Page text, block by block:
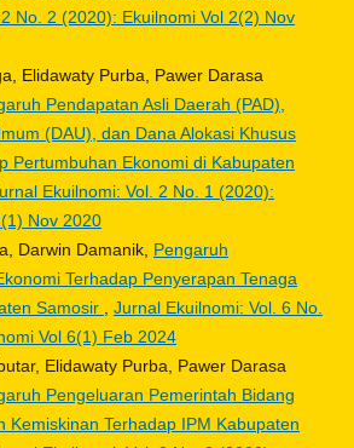
No. 2 (2020): Ekuilnomi Vol 2(2) Nov
Elidawaty Purba, Pawer Darasa
Pendapatan Asli Daerah (PAD),
(DAU), dan Dana Alokasi Khusus
Pertumbuhan Ekonomi di Kabupaten
Ekuilnomi: Vol. 2 No. 1 (2020):
Nov 2020
Darwin Damanik, Pengaruh
Terhadap Penyerapan Tenaga
Samosir
Jurnal Ekuilnomi: Vol. 6 No.
Vol 6(1) Feb 2024
Elidawaty Purba, Pawer Darasa
Pengeluaran Pemerintah Bidang
Kemiskinan Terhadap IPM Kabupaten